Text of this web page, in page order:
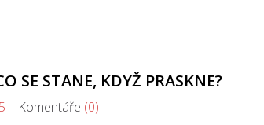
SE STANE, KDYŽ PRASKNE?
Komentáře (0)